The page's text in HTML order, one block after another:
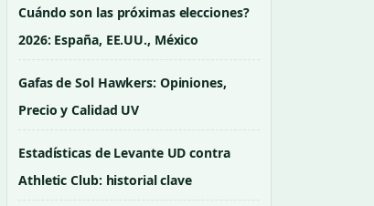
Cuándo son las próximas elecciones?
2026: España, EE.UU., México
Gafas de Sol Hawkers: Opiniones,
Precio y Calidad UV
Estadísticas de Levante UD contra
Athletic Club: historial clave